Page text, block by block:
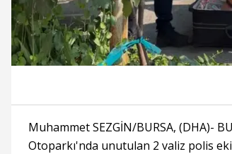
Muhammet SEZGİN/BURSA, (DHA)-
Otoparkı'nda unutulan 2 valiz polis